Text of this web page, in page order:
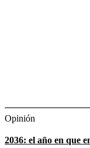
Opinión
2036: el año en que